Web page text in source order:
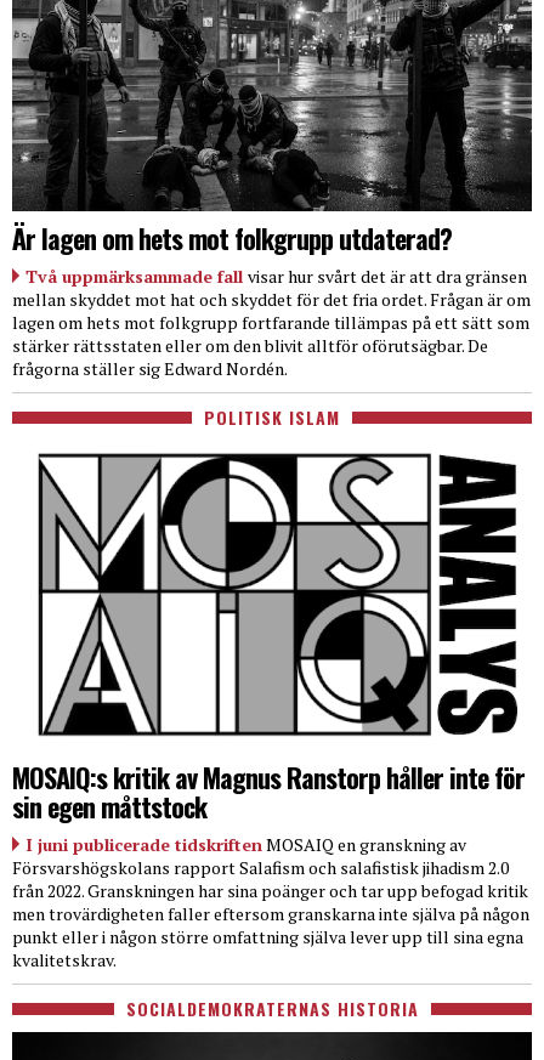
Är lagen om hets mot folkgrupp utdaterad?
Två uppmärksammade fall visar hur svårt det är att dra gränsen
mellan skyddet mot hat och skyddet för det fria ordet. Frågan är om
lagen om hets mot folkgrupp fortfarande tillämpas på ett sätt som
stärker rättsstaten eller om den blivit alltför oförutsägbar. De
frågorna ställer sig Edward Nordén.
POLITISK ISLAM
MOSAIQ:s kritik av Magnus Ranstorp håller inte för
sin egen måttstock
I juni publicerade tidskriftenMOSAIQ en granskning av
Försvarshögskolans rapport Salafism och salafistisk jihadism 2.0
från 2022. Granskningen har sina poänger och tar upp befogad kritik
men trovärdigheten faller eftersom granskarna inte själva på någon
punkt eller i någon större omfattning själva lever upp till sina egna
kvalitetskrav.
SOCIALDEMOKRATERNAS HISTORIA